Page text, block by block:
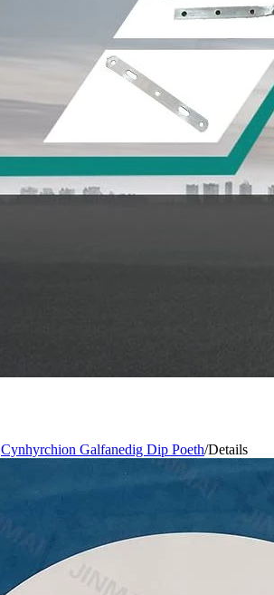
Cynhyrchion Galfanedig Dip Poeth/Details